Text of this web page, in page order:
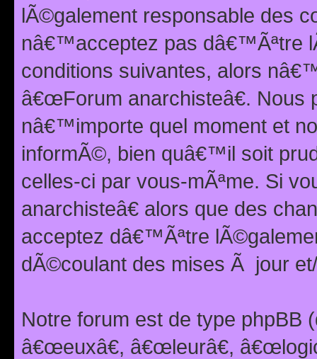
lÃ©galement responsable des
nâ€™acceptez pas dâ€™Ãªtre
conditions suivantes, alors
â€œForum anarchisteâ€.
nâ€™importe quel moment et
informÃ©, bien quâ€™il soit
celles-ci par vous-mÃªme. Si
anarchisteâ€ alors que des
acceptez dâ€™Ãªtre
dÃ©coulant des mises Ã jour
Notre forum est de type phpBB
â€œeuxâ€, â€œleurâ€,